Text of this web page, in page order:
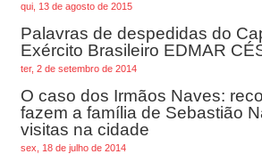
qui, 13 de agosto de 2015
Palavras de despedidas do
Exército Brasileiro EDMAR
ter, 2 de setembro de 2014
O caso dos Irmãos Naves:
fazem a família de Sebastião
visitas na cidade
sex, 18 de julho de 2014